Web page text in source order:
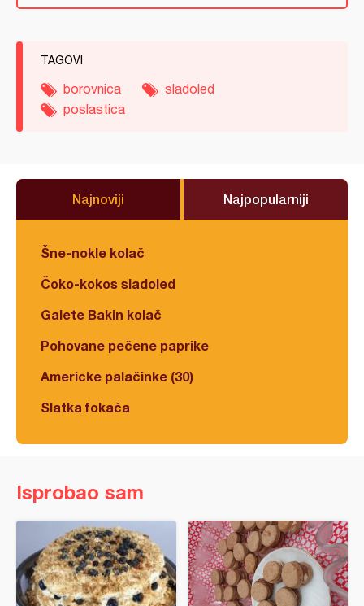
TAGOVI
borovnica
sladoled
poslastica
Najnoviji Najpopularniji
Šne-nokle kolač
Čoko-kokos sladoled
Galete Bakin kolač
Pohovane pečene paprike
Americke palačinke (30)
Slatka fokača
Isprobao sam